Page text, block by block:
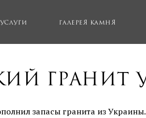
Услуги Галерея камня
гранит
запасы гранита из